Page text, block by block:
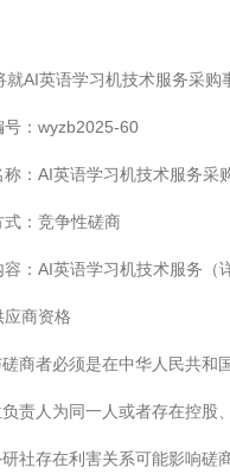
就AI英语学习机技术服务采购
号：wyzb2025-60
称：AI英语学习机技术服务采
式：竞争性磋商
：AI英语学习机技术服务（
应商资格
商者必须是在中华人民共和
责人为同一人或者存在控股
社存在利害关系可能影响磋